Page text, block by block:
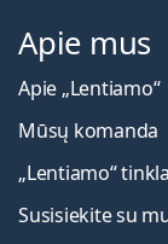
Apie mus
Apie „Lentiamo“
Mūsų komanda
„Lentiamo“
Susisiekite su